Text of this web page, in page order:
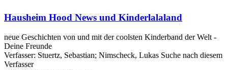
Hausheim Hood News und Kinderlalaland
neue Geschichten von und mit der coolsten Kinderband der Welt -
Deine Freunde
Verfasser: Stuertz, Sebastian; Nimscheck, Lukas Suche nach diesem
Verfasser